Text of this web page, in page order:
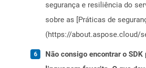
segurança e resiliência do
sobre as [Práticas de
(https://about.aspose.cloud/
Não consigo encontrar o SDK